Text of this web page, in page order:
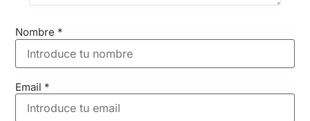
Nombre *
Email *